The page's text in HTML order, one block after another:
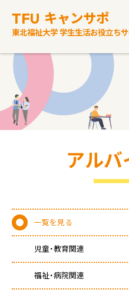
TFU キャンサポ
東北福祉大学 学生生活お役立ち
アルバ
一覧を見る
児童・教育関連
福祉・病院関連